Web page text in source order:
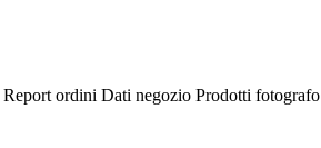
Report ordini Dati negozio Prodotti fotografo